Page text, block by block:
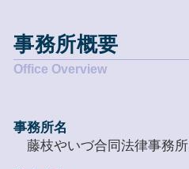
事務所概要
事務所名
藤枝やいづ合同法律事務所